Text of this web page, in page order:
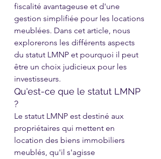
fiscalité avantageuse et d'une
gestion simplifiée pour les locations
meublées. Dans cet article, nous
explorerons les différents aspects
du statut LMNP et pourquoi il peut
être un choix judicieux pour les
investisseurs.
Qu'est-ce que le statut LMNP
?
Le statut LMNP est destiné aux
propriétaires qui mettent en
location des biens immobiliers
meublés, qu'il s'agisse